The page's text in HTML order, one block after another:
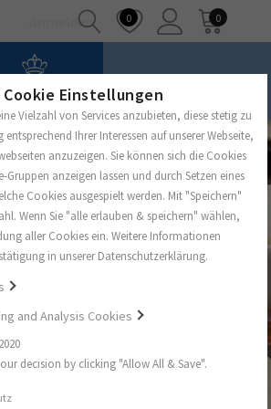
Anmelden 0 0
Cookie Einstellungen
Vielzahl von Services anzubieten, diese stetig zu
entsprechend Ihrer Interessen auf unserer Webseite,
anzuzeigen. Sie können sich die Cookies
anzeigen lassen und durch Setzen eines
Cookies ausgespielt werden. Mit "Speichern"
Wenn Sie "alle erlauben & speichern" wählen,
aller Cookies ein. Weitere Informationen
in unserer Datenschutzerklärung.
and Analysis Cookies
decision by clicking "Allow All & Save".